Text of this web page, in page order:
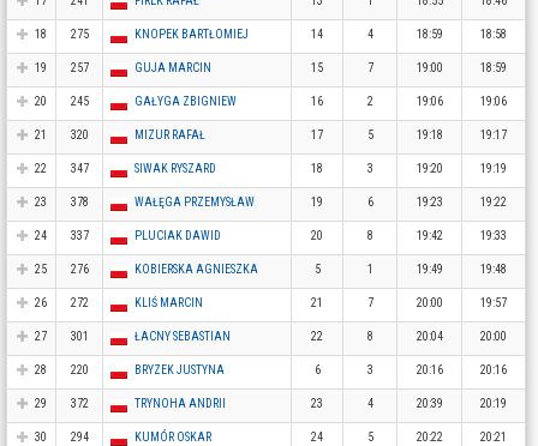
18 275 KNOPEK BARTŁOMIEJ 14 4 18:59 18:58
19 257 GUJA MARCIN 15 7 19:00 18:59
20 245 GAŁYGA ZBIGNIEW 16 2 19:06 19:06
21 320 MIZUR RAFAŁ 17 5 19:18 19:17
22 347 SIWAK RYSZARD 18 3 19:20 19:19
23 378 WAŁĘGA PRZEMYSŁAW 19 6 19:23 19:22
24 337 PLUCIAK DAWID 20 8 19:42 19:33
25 276 KOBIERSKA AGNIESZKA 5 1 19:49 19:48
26 272 KLIŚ MARCIN 21 7 20:00 19:57
27 301 ŁACNY SEBASTIAN 22 8 20:04 20:00
28 220 BRYZEK JUSTYNA 6 3 20:16 20:16
29 372 TRYNOHA ANDRII 23 4 20:39 20:19
30 294 KUMÓR OSKAR 24 5 20:22 20:21